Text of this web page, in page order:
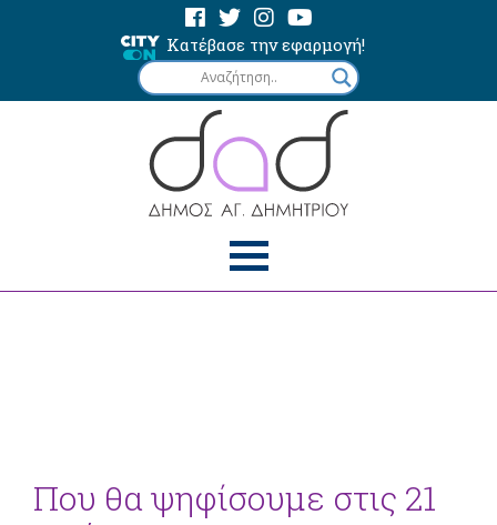
Κατέβασε την εφαρμογή!
Που θα ψηφίσουμε στις 21